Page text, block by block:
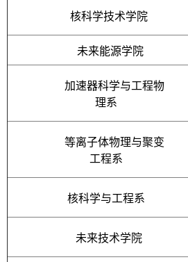
核科学技术学院
未来能源学院
加速器科学与工程物
理系
等离子体物理与聚变
工程系
核科学与工程系
未来技术学院